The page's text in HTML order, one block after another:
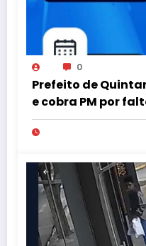
0
Prefeito de
e cobra PM por
viaturas na região